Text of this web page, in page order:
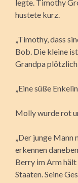
legte. Timothy
hustete kurz.
„Timothy, dass
Bob. Die kleine
Grandpa plötzlich
„Eine süße
Molly wurde rot
„Der junge
erkennen
Berry im Arm
Staaten. Seine